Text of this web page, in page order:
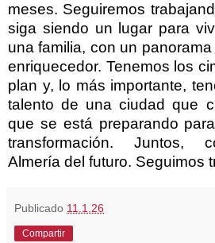
meses. Seguiremos
siga siendo un lugar para
una familia, con un
enriquecedor. Tenemos los
plan y, lo más importante,
talento de una ciudad que
que se está preparando
transformación. Juntos,
Almería del futuro. Seguimos
Publicado 11.1.26
Compartir